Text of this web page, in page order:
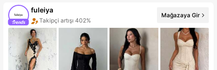
fuleiya
Takipçi artışı 402%
Mağazaya Gir